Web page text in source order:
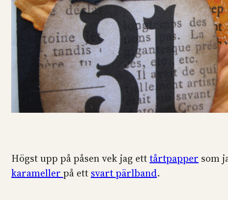
Högst upp på påsen vek jag etttårtpapper som
karameller på ett svart pärlband.